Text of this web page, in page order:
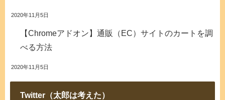
2020年11月5日
【Chromeアドオン】通販（EC）サイトのカートを調
べる方法
2020年11月5日
Twitter（太郎は考えた）